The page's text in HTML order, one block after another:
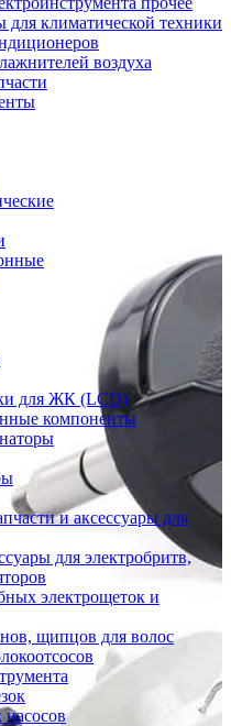
для климатической техники
воздуха
для ЖК (LCD)
компоненты
и аксессуары для
для электробритв,
электрощеток и
щипцов для волос
насосов